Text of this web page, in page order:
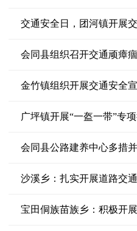
交通安全日，团河镇开展
会同县组织召开交通顽瘴
金竹镇组织开展交通安全
广坪镇开展“一盔一带”专
会同县公路建养中心多措
沙溪乡：扎实开展道路交
宝田侗族苗族乡：积极开